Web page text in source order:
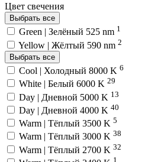
Цвет свечения
Выбрать все
Green | Зелёный 525 nm 1
Yellow | Жёлтый 590 nm 2
Выбрать все
Cool | Холодный 8000 K 6
White | Белый 6000 K 29
Day | Дневной 5000 K 13
Day | Дневной 4000 K 40
Warm | Тёплый 3500 K 5
Warm | Тёплый 3000 K 38
Warm | Тёплый 2700 K 32
1